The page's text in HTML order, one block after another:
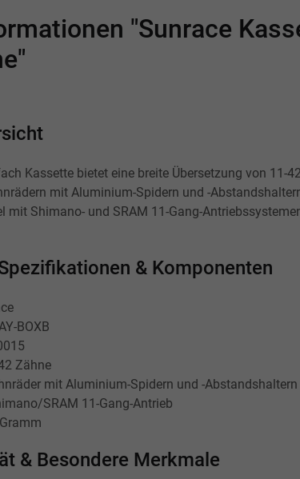
"Sunrace
Kassette bietet eine breite Übersetzung von
mit Aluminium-Spidern und -
mit Shimano- und SRAM 11-Gang-
& Komponenten
BOXB
Zähne
mit Aluminium-Spidern und -Abstandshaltern
SRAM 11-Gang-Antrieb
& Besondere Merkmale